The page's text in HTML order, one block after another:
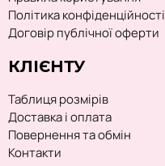
Політика конфіденційності
Договір публічної оферти
КЛІЄНТУ
Таблиця розмірів
Доставка і оплата
Повернення та обмін
Контакти